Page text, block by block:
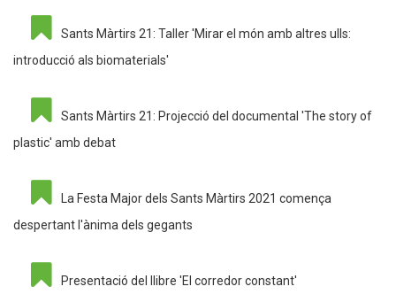
Sants Màrtirs 21: Taller 'Mirar el món amb altres ulls:
introducció als biomaterials'
Sants Màrtirs 21: Projecció del documental 'The story of
plastic' amb debat
La Festa Major dels Sants Màrtirs 2021 comença
despertant l'ànima dels gegants
Presentació del llibre 'El corredor constant'